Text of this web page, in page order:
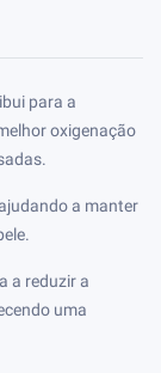
para a
oxigenação
a manter
a reduzir a
uma